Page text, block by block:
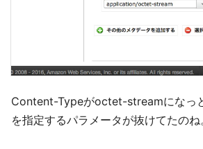
Content-Typeがoctet-streamになっ
を指定するパラメータが抜けてたのね